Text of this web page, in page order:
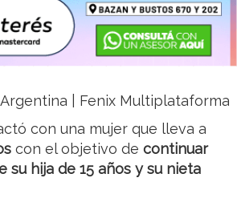
Argentina | Fenix Multiplataforma
con una mujer que lleva a
con el objetivo de continuar
hija de 15 años y su nieta